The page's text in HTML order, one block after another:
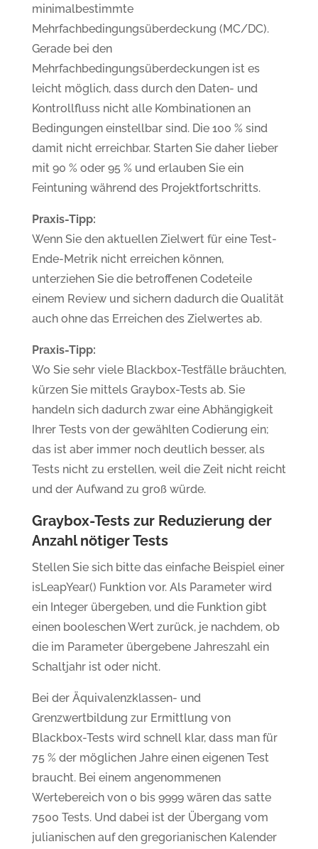
minimalbestimmte
Mehrfachbedingungsüberdeckung (MC/DC).
Gerade bei den
Mehrfachbedingungsüberdeckungen ist es
leicht möglich, dass durch den Daten- und
Kontrollfluss nicht alle Kombinationen an
Bedingungen einstellbar sind. Die 100 % sind
damit nicht erreichbar. Starten Sie daher lieber
mit 90 % oder 95 % und erlauben Sie ein
Feintuning während des Projektfortschritts.
Praxis-Tipp:
Wenn Sie den aktuellen Zielwert für eine Test-
Ende-Metrik nicht erreichen können,
unterziehen Sie die betroffenen Codeteile
einem Review und sichern dadurch die Qualität
auch ohne das Erreichen des Zielwertes ab.
Praxis-Tipp:
Wo Sie sehr viele Blackbox-Testfälle bräuchten,
kürzen Sie mittels Graybox-Tests ab. Sie
handeln sich dadurch zwar eine Abhängigkeit
Ihrer Tests von der gewählten Codierung ein;
das ist aber immer noch deutlich besser, als
Tests nicht zu erstellen, weil die Zeit nicht reicht
und der Aufwand zu groß würde.
Graybox-Tests zur Reduzierung der
Anzahl nötiger Tests
Stellen Sie sich bitte das einfache Beispiel einer
isLeapYear() Funktion vor. Als Parameter wird
ein Integer übergeben, und die Funktion gibt
einen booleschen Wert zurück, je nachdem, ob
die im Parameter übergebene Jahreszahl ein
Schaltjahr ist oder nicht.
Bei der Äquivalenzklassen- und
Grenzwertbildung zur Ermittlung von
Blackbox-Tests wird schnell klar, dass man für
75 % der möglichen Jahre einen eigenen Test
braucht. Bei einem angenommenen
Wertebereich von 0 bis 9999 wären das satte
7500 Tests. Und dabei ist der Übergang vom
julianischen auf den gregorianischen Kalender